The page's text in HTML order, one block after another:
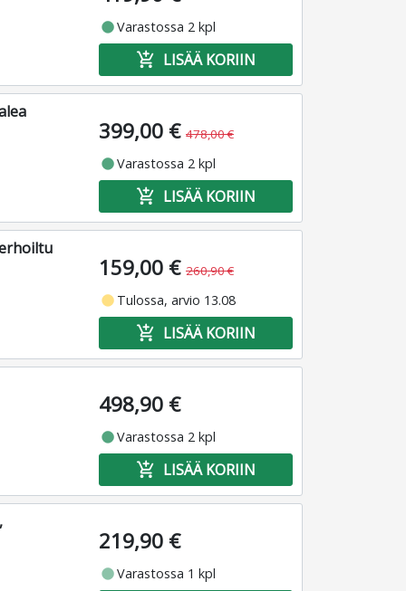
fiber_manual_recordVarastossa 2 kpl
add_shopping_cart LISÄÄ KORIIN
399,00 € 478,00 €
fiber_manual_recordVarastossa 2 kpl
add_shopping_cart LISÄÄ KORIIN
159,00 € 260,90 €
fiber_manual_record Tulossa, arvio 13.08
add_shopping_cart LISÄÄ KORIIN
498,90 €
fiber_manual_recordVarastossa 2 kpl
add_shopping_cart LISÄÄ KORIIN
219,90 €
fiber_manual_recordVarastossa 1 kpl